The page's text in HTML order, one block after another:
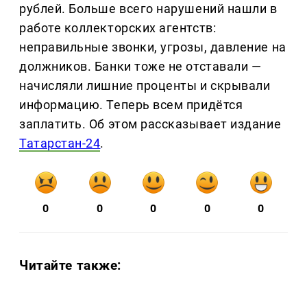
рублей. Больше всего нарушений нашли в
работе коллекторских агентств:
неправильные звонки, угрозы, давление на
должников. Банки тоже не отставали —
начисляли лишние проценты и скрывали
информацию. Теперь всем придётся
заплатить. Об этом рассказывает издание
Татарстан-24.
0 0 0 0 0
Читайте также: